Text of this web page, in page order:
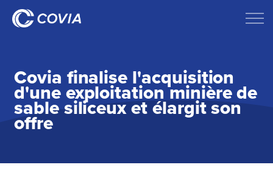
Covia finalise l'acquisition
d'une exploitation minière de
sable siliceux et élargit son
offre